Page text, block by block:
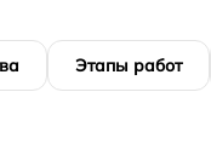
Этапы работ